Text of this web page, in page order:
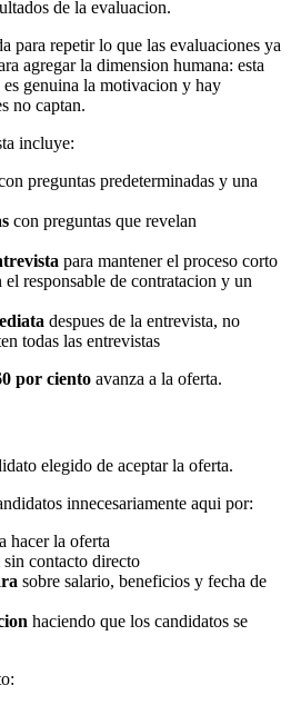
de la evaluacion.
para repetir lo que las evaluaciones ya
agregar la dimension humana: esta
genuina la motivacion y hay
no captan.
incluye:
preguntas predeterminadas y una
con preguntas que revelan
para mantener el proceso corto
el responsable de contratacion y un
despues de la entrevista, no
todas las entrevistas
por ciento avanza a la oferta.
elegido de aceptar la oferta.
innecesariamente aqui por:
hacer la oferta
sin contacto directo
sobre salario, beneficios y fecha de
haciendo que los candidatos se